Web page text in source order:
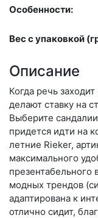
Особенности:
Вес с упаковкой
Описание
Когда речь
делают ставку на
Выберите
придется идти на
летние Rieker,
максимального
презентабельного
модных трендов
адаптирована к
отлично сидит,